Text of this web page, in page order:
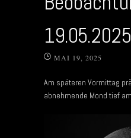
19.05.2025
MAI 19, 2025
Am späteren Vormittag
abnehmende Mond tief